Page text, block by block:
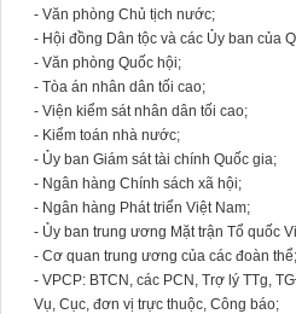
- Văn phòng Chủ tịch nước;
- Hội đồng Dân tộc và các Ủy ban của
- Văn phòng Quốc hội;
- Tòa án nhân dân tối cao;
- Viện kiểm sát nhân dân tối cao;
- Kiểm toán nhà nước;
- Ủy ban Giám sát tài chính Quốc gia;
- Ngân hàng Chính sách xã hội;
- Ngân hàng Phát triển Việt Nam;
- Ủy ban trung ương Mặt trận Tổ quốc
- Cơ quan trung ương của các đoàn thể;
- VPCP: BTCN, các PCN, Trợ lý TTg,
Vụ, Cục, đơn vị trực thuộc, Công báo;